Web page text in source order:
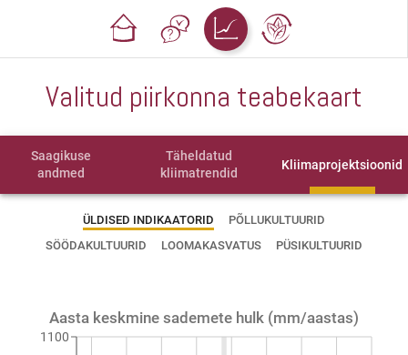
Valitud piirkonna teabekaart
Saagikuse
andmed
Täheldatud
kliimatrendid
Kliimaprojektsioonid
ÜLDISED INDIKAATORID
PÕLLUKULTUURID
SÖÖDAKULTUURID
LOOMAKASVATUS PÜSIKULTUURID
Aasta keskmine sademete hulk (mm/aastas)
1100